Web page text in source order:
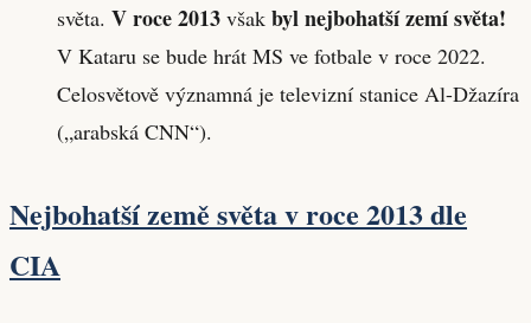
světa. V roce 2013 však byl nejbohatší zemí světa!
V Kataru se bude hrát MS ve fotbale v roce 2022.
Celosvětově významná je televizní stanice Al-Džazíra
(„arabská CNN“).
Nejbohatší země světa v roce 2013 dle
CIA